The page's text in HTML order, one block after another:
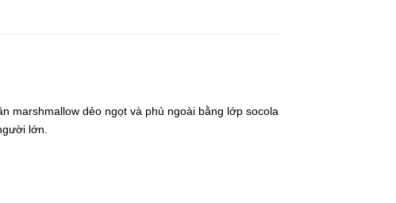
marshmallow dẻo ngọt và phủ ngoài bằng lớp socola
lớn.